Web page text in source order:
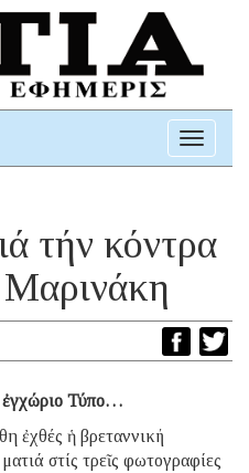
Toggle
τήν κόντρα
ἐγχώριο Τύπο…
ἐχθές ἡ βρεταννική
στίς τρεῖς φωτογραφίες